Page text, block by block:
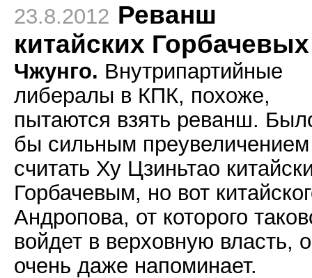
23.8.2012 Реванш
китайских Горбачевых
Чжунго. Внутрипартийные
либералы в КПК, похоже,
пытаются взять реванш.
бы сильным преувеличением
считать Ху Цзиньтао
Горбачевым, но вот
Андропова, от которого
войдет в верховную власть,
очень даже напоминает.